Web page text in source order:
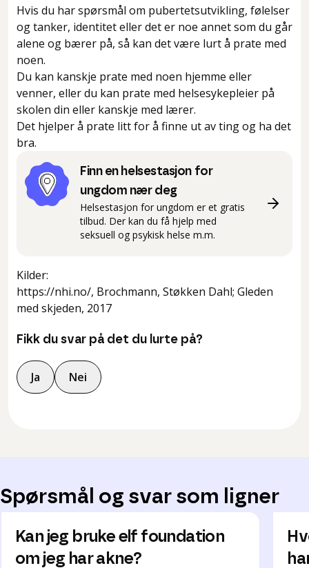
Hvis du har spørsmål om pubertetsutvikling, følelser
og tanker, identitet eller det er noe annet som du går
alene og bærer på, så kan det være lurt å prate med
noen.
Du kan kanskje prate med noen hjemme eller
venner, eller du kan prate med helsesykepleier på
skolen din eller kanskje med lærer.
Det hjelper å prate litt for å finne ut av ting og ha det
bra.
Finn en helsestasjon for
ungdom nær deg
Helsestasjon for ungdom er et gratis
tilbud. Der kan du få hjelp med
seksuell og psykisk helse m.m.
Kilder:
https://nhi.no/, Brochmann, Støkken Dahl; Gleden
med skjeden, 2017
Fikk du svar på det du lurte på?
Ja Nei
Spørsmål og svar som ligner
Kan jeg bruke elf foundation
om jeg har akne?